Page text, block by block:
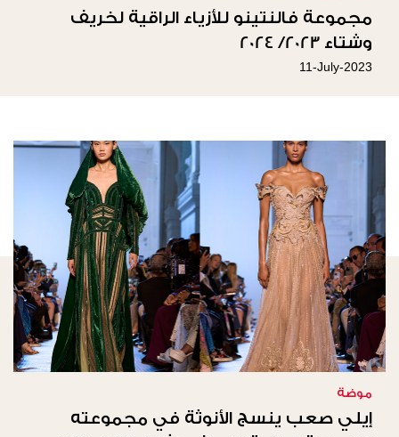
مجموعة فالنتينو للأزياء الراقية لخريف
وشتاء 2023/ 2024
11-July-2023
موضة
إيلي صعب ينسج الأنوثة في مجموعته